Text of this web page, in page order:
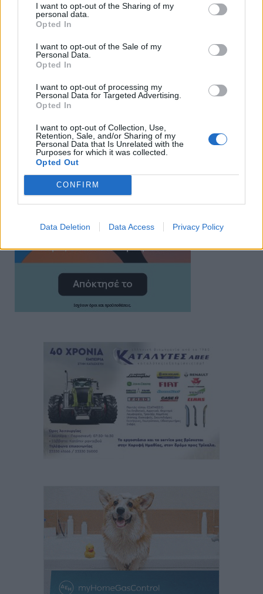
I want to opt-out of the Sharing of my
personal data.
Opted In
I want to opt-out of the Sale of my
Personal Data.
Opted In
I want to opt-out of processing my
Personal Data for Targeted Advertising.
Opted In
I want to opt-out of Collection, Use,
Retention, Sale, and/or Sharing of my
Personal Data that Is Unrelated with the
Purposes for which it was collected.
Opted Out
CONFIRM
Data Deletion Data Access Privacy Policy